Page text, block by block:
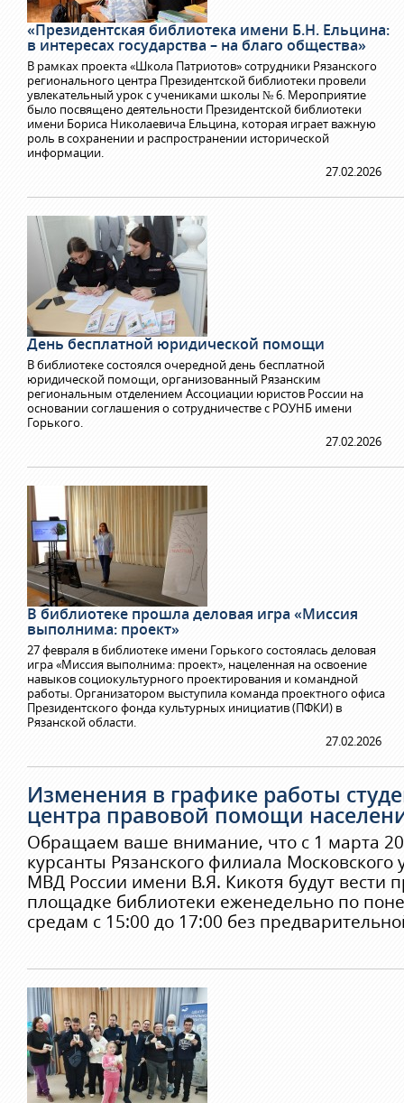
«Президентская библиотека имени Б.Н. Ельцина:
в интересах государства – на благо общества»
В рамках проекта «Школа Патриотов» сотрудники Рязанского
регионального центра Президентской библиотеки провели
увлекательный урок с учениками школы № 6. Мероприятие
было посвящено деятельности Президентской библиотеки
имени Бориса Николаевича Ельцина, которая играет важную
роль в сохранении и распространении исторической
информации.
27.02.2026
День бесплатной юридической помощи
В библиотеке состоялся очередной день бесплатной
юридической помощи, организованный Рязанским
региональным отделением Ассоциации юристов России на
основании соглашения о сотрудничестве с РОУНБ имени
Горького.
27.02.2026
В библиотеке прошла деловая игра «Миссия
выполнима: проект»
27 февраля в библиотеке имени Горького состоялась деловая
игра «Миссия выполнима: проект», нацеленная на освоение
навыков социокультурного проектирования и командной
работы. Организатором выступила команда проектного офиса
Президентского фонда культурных инициатив (ПФКИ) в
Рязанской области.
27.02.2026
Изменения в графике работы
центра правовой помощи
Обращаем ваше внимание, что с 1 марта
курсанты Рязанского филиала Московского
МВД России имени В.Я. Кикотя будут вести
площадке библиотеки еженедельно по
средам с 15:00 до 17:00 без